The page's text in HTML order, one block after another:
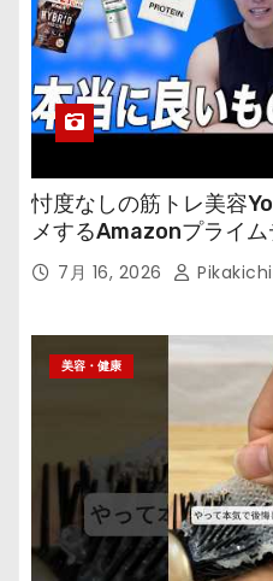
忖度なしの筋トレ美容
メするAmazonプライム
の 7月 16, 2026
美容・健康